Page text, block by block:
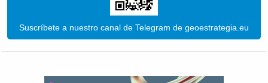
Suscríbete a nuestro canal de Telegram de geoestrategia.eu